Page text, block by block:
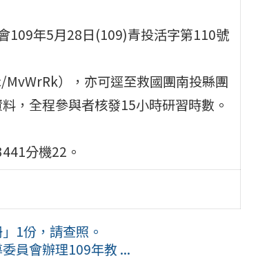
109年5月28日(109)青投活字第110號
），亦可逕至救國團南投縣團
全程參與者核發15小時研習時數。
分機22。
1份，請查照。
員會辦理109年教 ...